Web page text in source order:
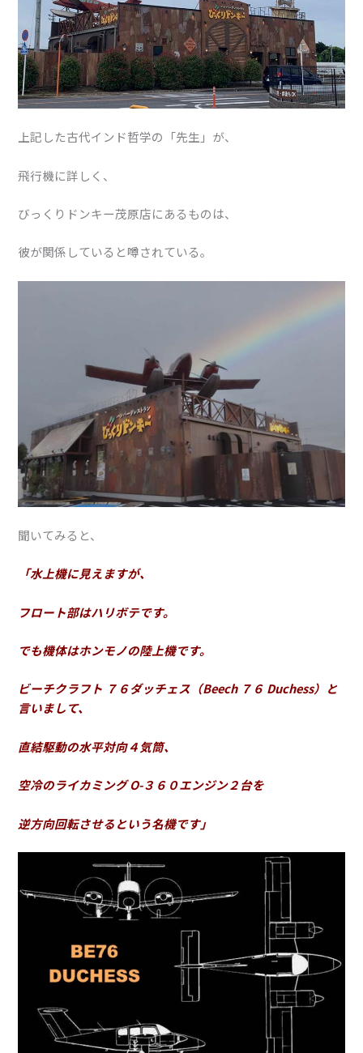
上記した古代インド哲学の「先生」が、
飛行機に詳しく、
びっくりドンキー茂原店にあるものは、
彼が関係していると噂されている。
聞いてみると、
「水上機に見えますが、
フロート部はハリボテです。
でも機体はホンモノの陸上機です。
ビーチクラフト ７６ダッチェス（Beech ７６ Duchess）と
言いまして、
直結駆動の水平対向４気筒、
空冷のライカミング O-３６０エンジン２台を
逆方向回転させるという名機です」